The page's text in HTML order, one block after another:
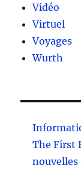
Vidéo
Virtuel
Voyages
Wurth
The First